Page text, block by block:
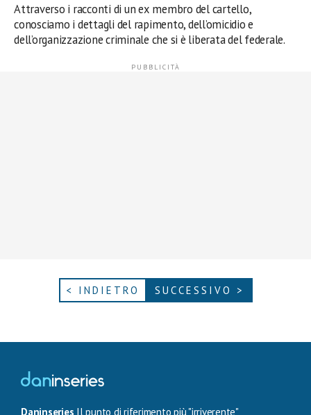
Attraverso i racconti di un ex membro del cartello,
conosciamo i dettagli del rapimento, dell’omicidio e
dell’organizzazione criminale che si è liberata del federale.
< INDIETRO SUCCESSIVO >
Daninseries Il punto di riferimento più "irriverente",